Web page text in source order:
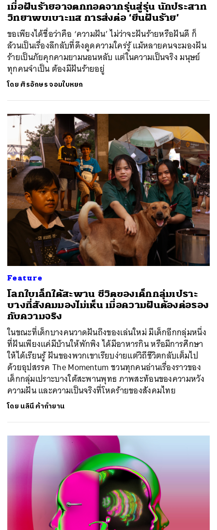
เมื่อฝันร้ายอาจตกทอดจากรุ่นสู่รุ่น นักประสาท
วิทยาพบเบาะแส การส่งต่อ ‘ยีนฝันร้าย’
ขอเพียงได้ชื่อว่าคือ ‘ความฝัน’ ไม่ว่าจะฝันร้ายหรือฝันดี ก็
ล้วนเป็นเรื่องลึกลับที่ดึงดูดความใคร่รู้ แม้หลายคนจะมองฝัน
ร้ายเป็นภัยคุกคามยามนอนหลับ แต่ในความเป็นจริง มนุษย์
ทุกคนจำเป็น ต้องมีฝันร้ายอยู่
โดย ศิรอักษร จอมใบหยก
Feature
โลกใบเล็กใต้สะพาน ชีวิตของเด็กกลุ่มเปราะ
บางที่สังคมมองไม่เห็น เมื่อความฝันต้องต่อรอง
กับความจริง
ในขณะที่เด็กบางคนวาดฝันถึงของเล่นใหม่ มีเด็กอีกกลุ่มหนึ่ง
ที่ฝันเพียงแค่มีบ้านให้พักพิง ได้มีอาหารกิน หรือมีการศึกษา
ให้ได้เรียนรู้ ฝันของพวกเขาเรียบง่ายแต่วิถีชีวิตกลับเต็มไป
ด้วยอุปสรรค The Momentum ชวนทุกคนอ่านเรื่องราวของ
เด็กกลุ่มเปราะบางใต้สะพานพุทธ ภาพสะท้อนของความหวัง
ความฝัน และความเป็นจริงที่โหดร้ายของสังคมไทย
โดย นลินี ค้ากำยาน